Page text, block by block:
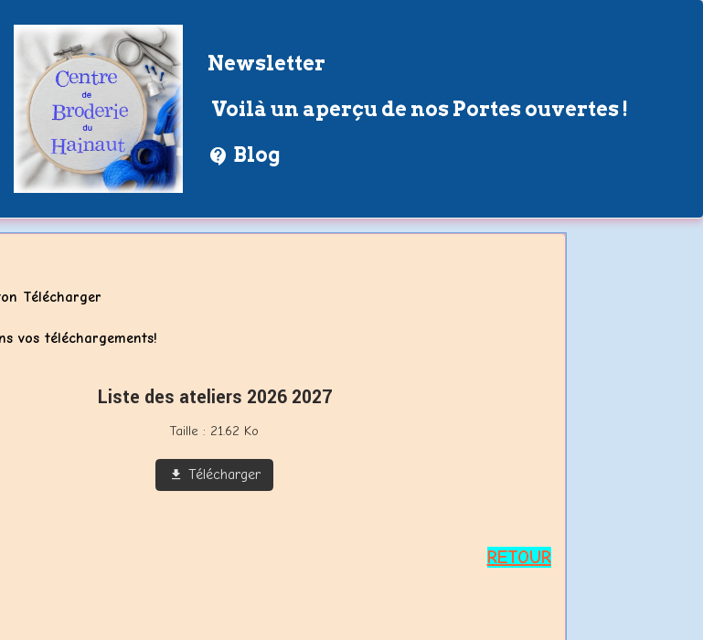
Newsletter
Voilà un aperçu de nos Portes ouvertes !
Blog
Télécharger
vos téléchargements!
Liste des ateliers 2026 2027
Taille : 21.62 Ko
Télécharger
RETOUR